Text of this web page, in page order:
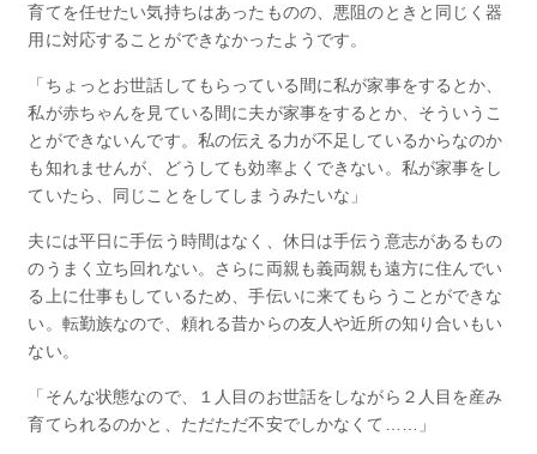
育てを任せたい気持ちはあったものの、悪阻のときと同じく器
用に対応することができなかったようです。
「ちょっとお世話してもらっている間に私が家事をするとか、
私が赤ちゃんを見ている間に夫が家事をするとか、そういうこ
とができないんです。私の伝える力が不足しているからなのか
も知れませんが、どうしても効率よくできない。私が家事をし
ていたら、同じことをしてしまうみたいな」
夫には平日に手伝う時間はなく、休日は手伝う意志があるもの
のうまく立ち回れない。さらに両親も義両親も遠方に住んでい
る上に仕事もしているため、手伝いに来てもらうことができな
い。転勤族なので、頼れる昔からの友人や近所の知り合いもい
ない。
「そんな状態なので、１人目のお世話をしながら２人目を産み
育てられるのかと、ただただ不安でしかなくて……」